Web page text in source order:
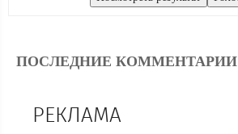
ПОСЛЕДНИЕ КОММЕНТАРИИ
РЕКЛАМА